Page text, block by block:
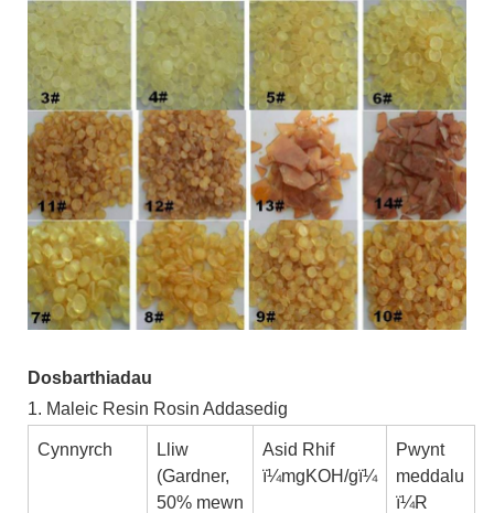
Dosbarthiadau
1. Maleic Resin Rosin Addasedig
Cynnyrch
Lliw
(Gardner,
50% mewn
Asid Rhif
ï¼mgKOH/gï¼
Pwynt
meddalu
ï¼R